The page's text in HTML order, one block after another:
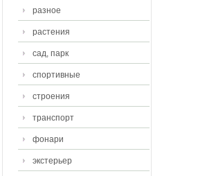
разное
растения
сад, парк
спортивные
строения
транспорт
фонари
экстерьер